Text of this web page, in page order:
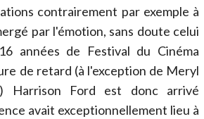
contrairement par exemple à
par l'émotion, sans doute celui
années de Festival du Cinéma
de retard (à l'exception de Meryl
Harrison Ford est donc arrivé
avait exceptionnellement lieu à